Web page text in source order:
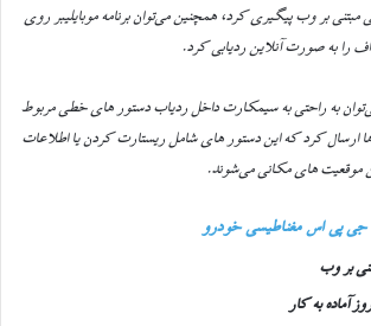
مبتنی بر وب پیگیری کرد، همچنین می‌توان برنامه موبایلیبر روی
را به صورت آنلاین ردیابی کرد.
می‌توان به راحتی به سیمکارت داخل ردیاب دستور های خطی مربوط
ارسال کرد که این دستور های شامل ریستارت کردن یا اطلاعات
موقعیت های مکانی می‌شوند.
پی اس مغناطیسی خودرو
بر وب